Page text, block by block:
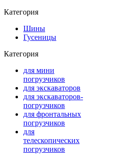
Категория
Шины
Гусеницы
Категория
для мини
погрузчиков
для экскаваторов
для экскаваторов-
погрузчиков
для фронтальных
погрузчиков
для
телескопических
погрузчиков